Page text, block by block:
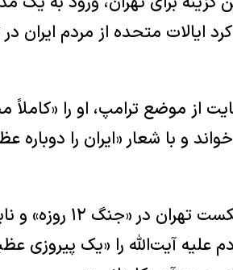
ایالات متحده از مردم
از موضع ترامپ، او را «کاملاً
خواند و با شعار «ایران را
■ سناتور تد کروز با
آیت‌الله را «یک پیروزی